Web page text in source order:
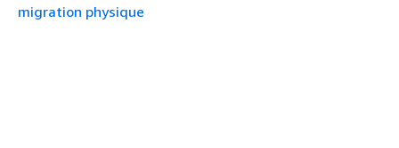
migration physique